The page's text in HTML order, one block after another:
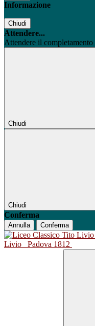
Informazione
Chiudi
Attendere...
Attendere il
Chiudi
Chiudi
Conferma
Annulla Conferma
Livio
Padova 1812